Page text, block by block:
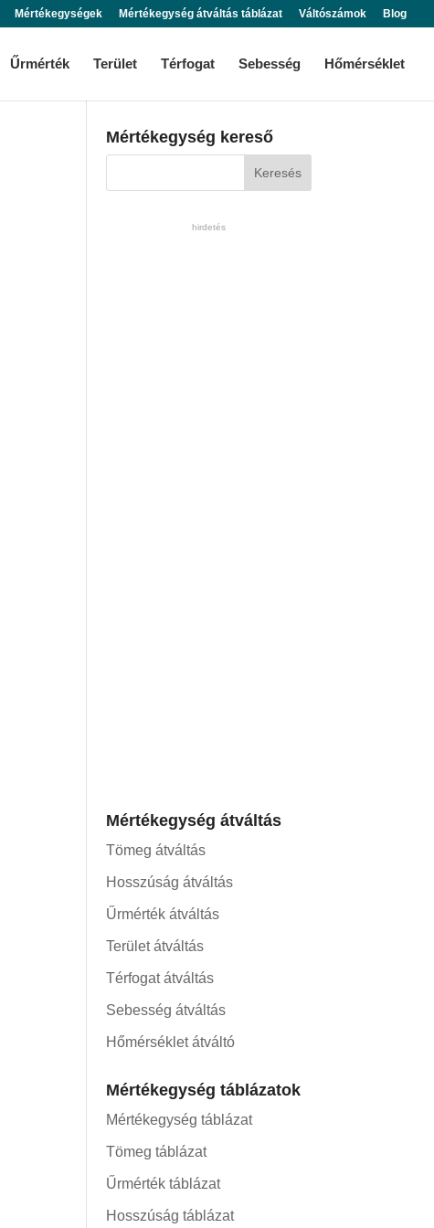
Mértékegységek Mértékegység átváltás táblázat Váltószámok Blog
Űrmérték Terület Térfogat Sebesség Hőmérséklet
Mértékegység kereső
hirdetés
Mértékegység átváltás
Tömeg átváltás
Hosszúság átváltás
Űrmérték átváltás
Terület átváltás
Térfogat átváltás
Sebesség átváltás
Hőmérséklet átváltó
Mértékegység táblázatok
Mértékegység táblázat
Tömeg táblázat
Űrmérték táblázat
Hosszúság táblázat